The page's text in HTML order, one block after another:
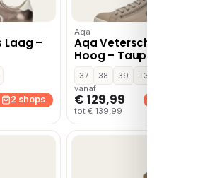
Laag –
2 shops
Aqa
Aqa Veterschoenen
Hoog – Taupe
37 38 39
+3
vanaf
€ 129,99
tot € 139,99